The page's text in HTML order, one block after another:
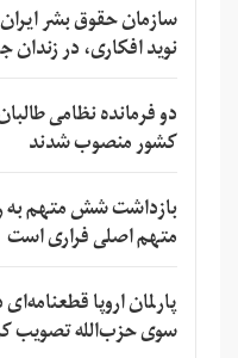
سازمان حقوق بشر
نوید افکاری، در
دو فرمانده نظامی
کشور منصوب شدند
بازداشت شش متهم
متهم اصلی فراری است
پارلمان اروپا
سوی حزب‌الله تصویب